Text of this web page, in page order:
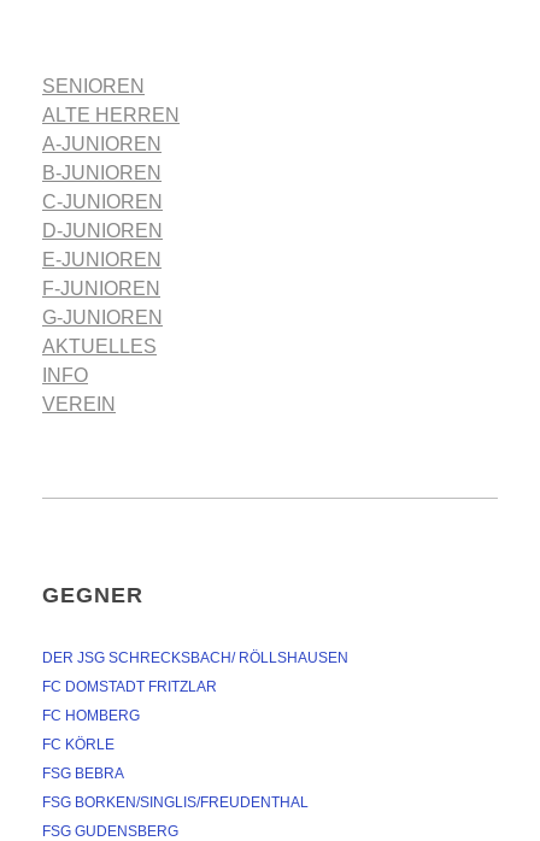
SENIOREN
ALTE HERREN
A-JUNIOREN
B-JUNIOREN
C-JUNIOREN
D-JUNIOREN
E-JUNIOREN
F-JUNIOREN
G-JUNIOREN
AKTUELLES
INFO
VEREIN
GEGNER
DER JSG SCHRECKSBACH/ RÖLLSHAUSEN
FC DOMSTADT FRITZLAR
FC HOMBERG
FC KÖRLE
FSG BEBRA
FSG BORKEN/SINGLIS/FREUDENTHAL
FSG GUDENSBERG